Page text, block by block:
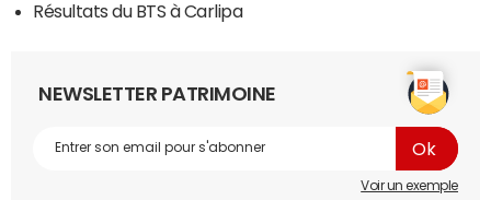
Résultats du BTS à Carlipa
NEWSLETTER PATRIMOINE
Voir un exemple